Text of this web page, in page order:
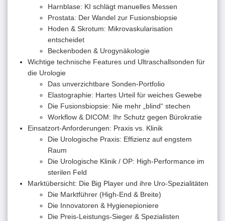
Harnblase: KI schlägt manuelles Messen
Prostata: Der Wandel zur Fusionsbiopsie
Hoden & Skrotum: Mikrovaskularisation
entscheidet
Beckenboden & Urogynäkologie
Wichtige technische Features und Ultraschallsonden für
die Urologie
Das unverzichtbare Sonden-Portfolio
Elastographie: Hartes Urteil für weiches Gewebe
Die Fusionsbiopsie: Nie mehr „blind“ stechen
Workflow & DICOM: Ihr Schutz gegen Bürokratie
Einsatzort-Anforderungen: Praxis vs. Klinik
Die Urologische Praxis: Effizienz auf engstem
Raum
Die Urologische Klinik / OP: High-Performance im
sterilen Feld
Marktübersicht: Die Big Player und ihre Uro-Spezialitäten
Die Marktführer (High-End & Breite)
Die Innovatoren & Hygienepioniere
Die Preis-Leistungs-Sieger & Spezialisten